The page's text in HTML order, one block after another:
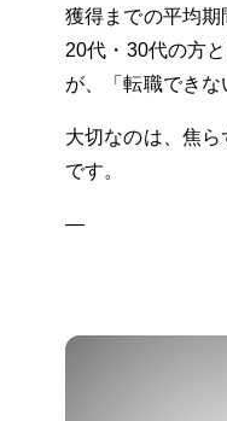
獲得までの平均期
20代・30代の方
が、「転職できな
大切なのは、焦
です。
—